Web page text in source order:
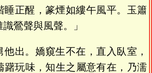
睡正醒，篆煙如縷午風平。玉簫
鶯聲與風聲。」
他出。嬌窺生不在，直入臥室，
躇玩味，知生之屬意有在，乃濡